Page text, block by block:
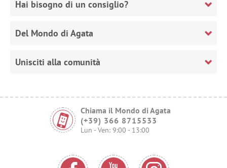
Hai bisogno di un consiglio?
Del Mondo di Agata
Unisciti alla comunità
Chiama il Mondo di Agata
(+39) 366 8715533
Lun - Ven: 9:00 - 13:00